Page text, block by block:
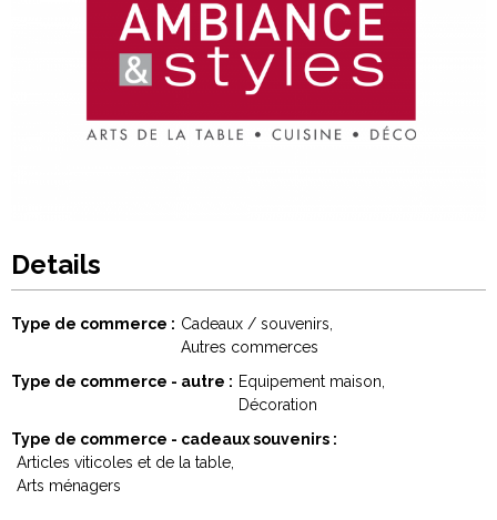
Details
Type de commerce
Cadeaux / souvenirs
Autres commerces
Type de commerce - autre
Equipement maison
Décoration
Type de commerce - cadeaux souvenirs
Articles viticoles et de la table
Arts ménagers